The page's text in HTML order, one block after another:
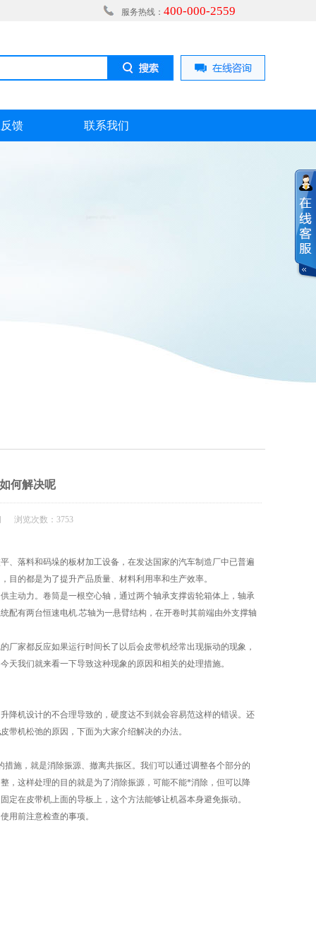
服务热线： 400-000-2559
馈 联系我们
何解决呢
浏览次数：3753
、落料和码垛的板材加工设备，在发达国家的汽车制造厂中已普遍
的都是为了提升产品质量、材料利用率和生产效率。
动力。卷筒是一根空心轴，通过两个轴承支撑齿轮箱体上，轴承
配有两台恒速电机.芯轴为一悬臂结构，在开卷时其前端由外支撑轴
家都反应如果运行时间长了以后会皮带机经常出现振动的现象，
我们就来看一下导致这种现象的原因和相关的处理措施。
机设计的不合理导致的，硬度达不到就会容易范这样的错误。还
皮带机松弛的原因，下面为大家介绍解决的办法。
，就是消除振源、撤离共振区。我们可以通过调整各个部分的
，这样处理的目的就是为了消除振源，可能不能*消除，但可以降
在皮带机上面的导板上，这个方法能够让机器本身避免振动。
前注意检查的事项。